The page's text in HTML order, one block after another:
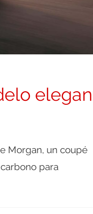
Morgan, un coupé
para